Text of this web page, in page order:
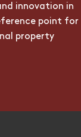
innovation in
point for
property